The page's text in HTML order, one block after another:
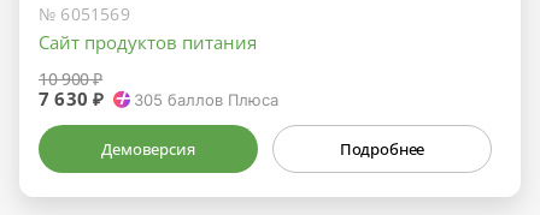
№ 6051569
Сайт продуктов питания
10 900 ₽
7 630 ₽ 305 баллов Плюса
Демоверсия Подробнее